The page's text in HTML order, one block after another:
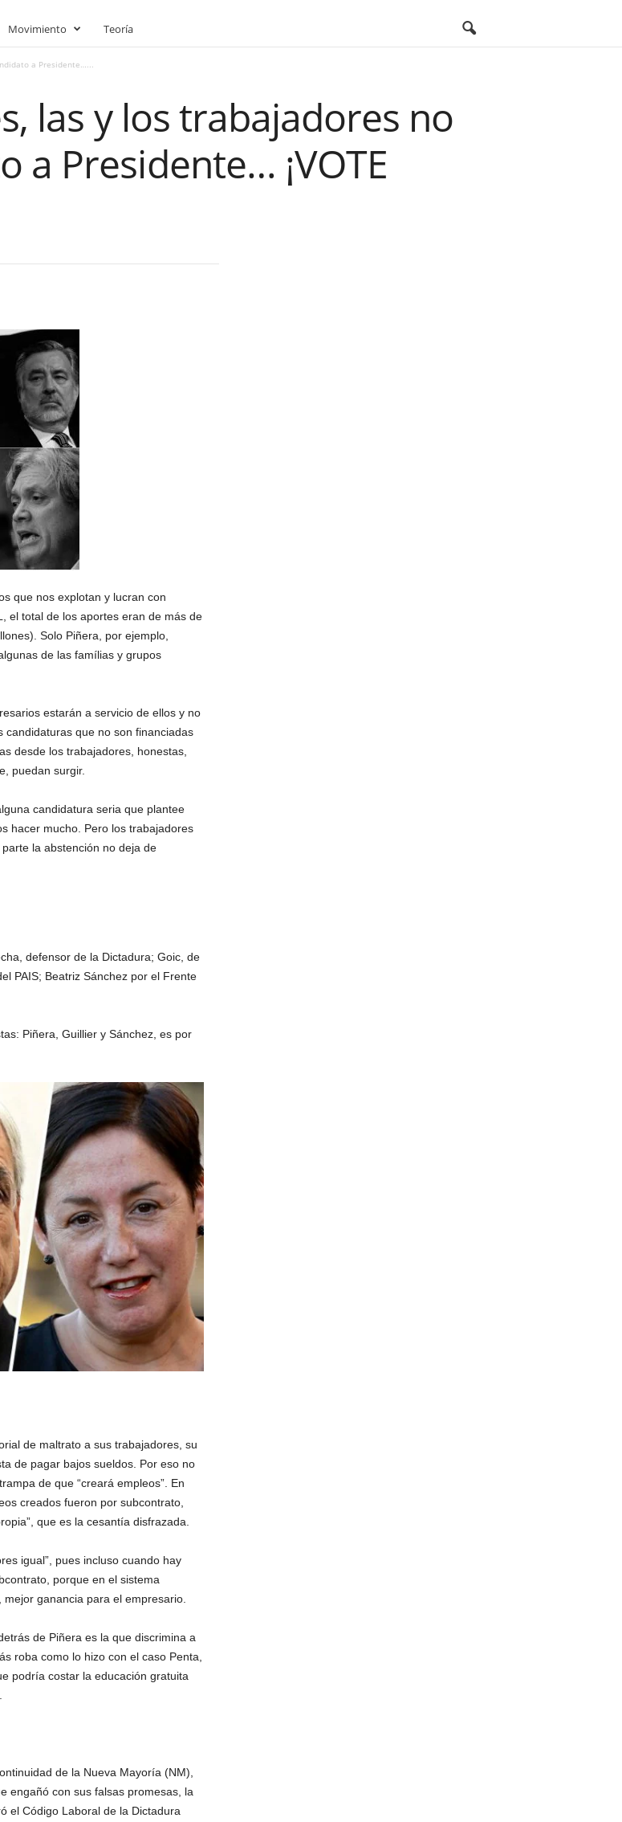
Movimiento Teoría
a Presidente…...
las y los trabajadores no
a Presidente… ¡VOTE
que nos explotan y lucran con
el total de los aportes eran de más de
Solo Piñera, por ejemplo,
de las famílias y grupos
estarán a servicio de ellos y no
que no son financiadas
desde los trabajadores, honestas,
puedan surgir.
candidatura seria que plantee
hacer mucho. Pero los trabajadores
la abstención no deja de
defensor de la Dictadura; Goic, de
PAIS; Beatriz Sánchez por el Frente
Piñera, Guillier y Sánchez, es por
de maltrato a sus trabajadores, su
de pagar bajos sueldos. Por eso no
de que “creará empleos”. En
creados fueron por subcontrato,
que es la cesantía disfrazada.
igual”, pues incluso cuando hay
porque en el sistema
ganancia para el empresario.
de Piñera es la que discrimina a
roba como lo hizo con el caso Penta,
podría costar la educación gratuita
de la Nueva Mayoría (NM),
engañó con sus falsas promesas, la
el Código Laboral de la Dictadura